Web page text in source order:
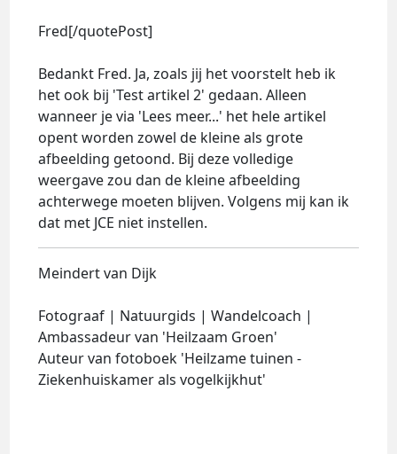
Fred[/quotePost]
Bedankt Fred. Ja, zoals jij het voorstelt heb ik
het ook bij 'Test artikel 2' gedaan. Alleen
wanneer je via 'Lees meer...' het hele artikel
opent worden zowel de kleine als grote
afbeelding getoond. Bij deze volledige
weergave zou dan de kleine afbeelding
achterwege moeten blijven. Volgens mij kan ik
dat met JCE niet instellen.
Meindert van Dijk
Fotograaf | Natuurgids | Wandelcoach |
Ambassadeur van 'Heilzaam Groen'
Auteur van fotoboek 'Heilzame tuinen -
Ziekenhuiskamer als vogelkijkhut'